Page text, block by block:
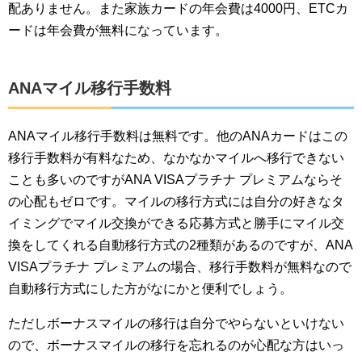
配ありません。また家族カードの年会費は4000円、ETCカ
ードは年会費が無料になっています。
ANAマイル移行手数料
ANAマイル移行手数料は無料です。他のANAカードはこの
移行手数料が有料なため、なかなかマイルへ移行できない
ことも多いのですがANA VISAプラチナ プレミアムならそ
の心配もゼロです。マイルの移行方式には自分の好きなタ
イミングでマイル交換ができる応募方式と勝手にマイル交
換をしてくれる自動移行方式の2種類があるのですが、ANA
VISAプラチナ プレミアムの場合、移行手数料が無料なので
自動移行方式にした方がなにかと便利でしょう。
ただしボーナスマイルの移行は自分でやらないといけない
ので、ボーナスマイルの移行を忘れるのが心配な方はいっ